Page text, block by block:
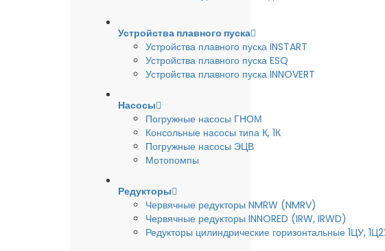
Устройства плавного пуска
Устройства плавного пуска INSTART
Устройства плавного пуска ESQ
Устройства плавного пуска INNOVERT
Насосы
Погружные насосы ГНОМ
Консольные насосы типа К, 1К
Погружные насосы ЭЦВ
Мотопомпы
Редукторы
Червячные редукторы NMRW (NMRV)
Червячные редукторы INNORED (IRW, IRWD)
Редукторы цилиндрические горизонтальные 1ЦУ,